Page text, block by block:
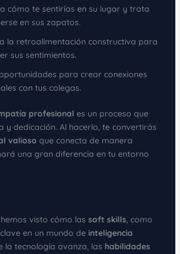
cómo te sentirías en su lugar y trata
en sus zapatos.
la retroalimentación constructiva para
sus sentimientos.
para crear conexiones
con tus colegas.
profesional es un proceso que
y dedicación. Al hacerlo, te convertirás
valioso que conecta de manera
una gran diferencia en tu entorno
visto cómo las soft skills, como
en un mundo de inteligencia
la tecnología avanza, las habilidades